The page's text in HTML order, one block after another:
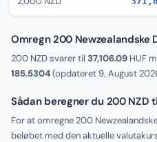
Omregn 200 Newzealandske
200 NZD svarer til 37,106.09 HUF
185.5304(opdateret9. August
Sådan beregner du 200 NZD
For at omregne 200
beløbet med den aktuelle